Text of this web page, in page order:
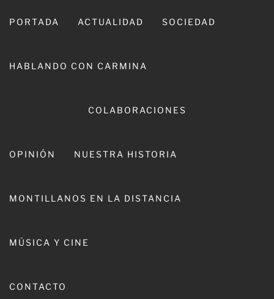
PORTADA ACTUALIDAD SOCIEDAD
HABLANDO CON CARMINA
COLABORACIONES
OPINIÓN NUESTRA HISTORIA
MONTILLANOS EN LA DISTANCIA
MÚSICA Y CINE
CONTACTO